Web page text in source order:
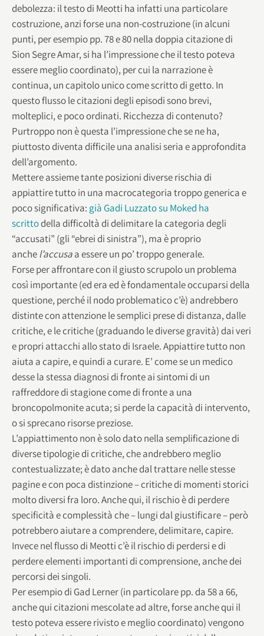
debolezza: il testo di Meotti ha infatti una particolare
costruzione, anzi forse una non-costruzione (in alcuni
punti, per esempio pp. 78 e 80 nella doppia citazione di
Sion Segre Amar, si ha l’impressione che il testo poteva
essere meglio coordinato), per cui la narrazione è
continua, un capitolo unico come scritto di getto. In
questo flusso le citazioni degli episodi sono brevi,
molteplici, e poco ordinati. Ricchezza di contenuto?
Purtroppo non è questa l’impressione che se ne ha,
piuttosto diventa difficile una analisi seria e approfondita
dell’argomento.
Mettere assieme tante posizioni diverse rischia di
appiattire tutto in una macrocategoria troppo generica e
poco significativa: già Gadi Luzzato su Moked ha
scrittodella difficoltà di delimitare la categoria degli
“accusati” (gli “ebrei di sinistra”), ma è proprio
anchel’accusaa essere un po’ troppo generale.
Forse per affrontare con il giusto scrupolo un problema
così importante (ed era ed è fondamentale occuparsi della
questione, perché il nodo problematico c’è) andrebbero
distinte con attenzione le semplici prese di distanza, dalle
critiche, e le critiche (graduando le diverse gravità) dai veri
e propri attacchi allo stato di Israele. Appiattire tutto non
aiuta a capire, e quindi a curare. E’ come se un medico
desse la stessa diagnosi di fronte ai sintomi di un
raffreddore di stagione come di fronte a una
broncopolmonite acuta; si perde la capacità di intervento,
o si sprecano risorse preziose.
L’appiattimento non è solo dato nella semplificazione di
diverse tipologie di critiche, che andrebbero meglio
contestualizzate; è dato anche dal trattare nelle stesse
pagine e con poca distinzione – critiche di momenti storici
molto diversi fra loro. Anche qui, il rischio è di perdere
specificità e complessità che – lungi dal giustificare – però
potrebbero aiutare a comprendere, delimitare, capire.
Invece nel flusso di Meotti c’è il rischio di perdersi e di
perdere elementi importanti di comprensione, anche dei
percorsi dei singoli.
Per esempio di Gad Lerner (in particolare pp. da 58 a 66,
anche qui citazioni mescolate ad altre, forse anche qui il
testo poteva essere rivisto e meglio coordinato) vengono